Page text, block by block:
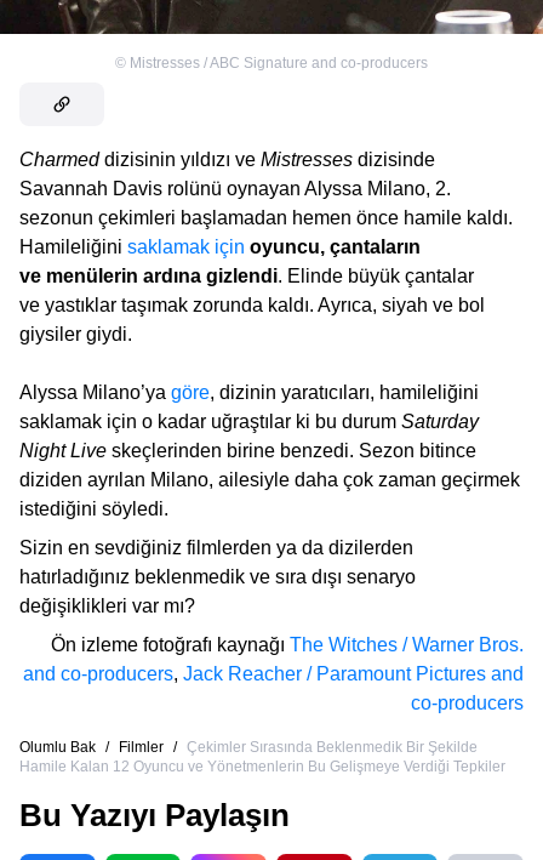
© Mistresses / ABC Signature and co-producers
Charmeddizisinin yıldızı ve Mistresses dizisinde
Savannah Davis rolünü oynayan Alyssa Milano, 2.
sezonun çekimleri başlamadan hemen önce hamile kaldı.
Hamileliğini saklamak için oyuncu, çantaların
ve menülerin ardına gizlendi. Elinde büyük çantalar
ve yastıklar taşımak zorunda kaldı. Ayrıca, siyah ve bol
giysiler giydi.
Alyssa Milano’ya göre, dizinin yaratıcıları, hamileliğini
saklamak için o kadar uğraştılar ki bu durum Saturday
Night Live skeçlerinden birine benzedi. Sezon bitince
diziden ayrılan Milano, ailesiyle daha çok zaman geçirmek
istediğini söyledi.
Sizin en sevdiğiniz filmlerden ya da dizilerden
hatırladığınız beklenmedik ve sıra dışı senaryo
değişiklikleri var mı?
Ön izleme fotoğrafı kaynağı The Witches / Warner Bros.
and co-producers, Jack Reacher / Paramount Pictures and
co-producers
Olumlu Bak / Filmler / Çekimler Sırasında Beklenmedik Bir Şekilde
Hamile Kalan 12 Oyuncu ve Yönetmenlerin Bu Gelişmeye Verdiği Tepkiler
Bu Yazıyı Paylaşın